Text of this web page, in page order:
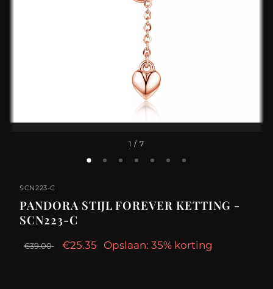
1 / 7
SCN223-C
PANDORA STIJL FOREVER KETTING -
SCN223-C
€39.00 €25.35 Opslaan: 35% korting